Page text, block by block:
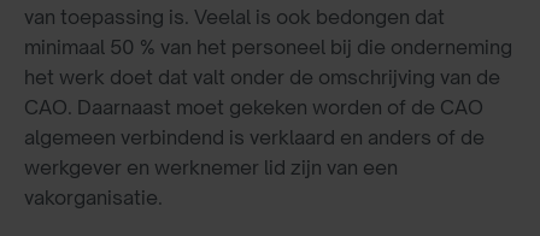
van toepassing is. Veelal is ook bedongen dat
minimaal 50 % van het personeel bij die onderneming
het werk doet dat valt onder de omschrijving van de
CAO. Daarnaast moet gekeken worden of de CAO
algemeen verbindend is verklaard en anders of de
werkgever en werknemer lid zijn van een
vakorganisatie.